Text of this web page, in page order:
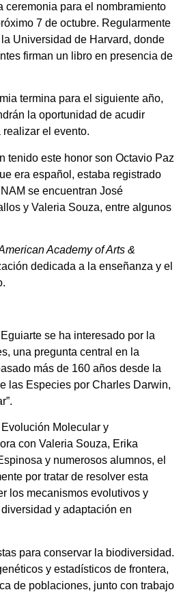
ceremonia para el nombramiento
7 de octubre. Regularmente
Universidad de Harvard, donde
firman un libro en presencia de
termina para el siguiente año,
la oportunidad de acudir
el evento.
tenido este honor son Octavio Paz
era español, estaba registrado
se encuentran José
y Valeria Souza, entre algunos
Academy of Arts &
dedicada a la enseñanza y el
se ha interesado por la
una pregunta central en la
más de 160 años desde la
las Especies por Charles Darwin,
Molecular y
con Valeria Souza, Erika
y numerosos alumnos, el
por tratar de resolver esta
los mecanismos evolutivos y
y adaptación en
para conservar la biodiversidad.
y estadísticos de frontera,
de poblaciones, junto con trabajo